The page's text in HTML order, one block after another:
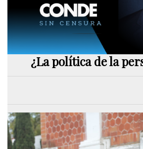
¿La política de la